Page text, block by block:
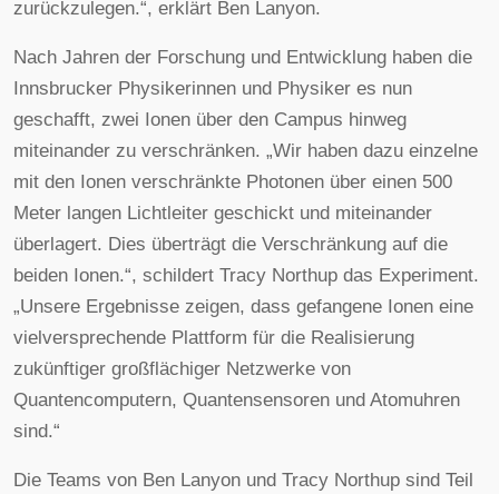
zurückzulegen.“, erklärt Ben Lanyon.
Nach Jahren der Forschung und Entwicklung haben die
Innsbrucker Physikerinnen und Physiker es nun
geschafft, zwei Ionen über den Campus hinweg
miteinander zu verschränken. „Wir haben dazu einzelne
mit den Ionen verschränkte Photonen über einen 500
Meter langen Lichtleiter geschickt und miteinander
überlagert. Dies überträgt die Verschränkung auf die
beiden Ionen.“, schildert Tracy Northup das Experiment.
„Unsere Ergebnisse zeigen, dass gefangene Ionen eine
vielversprechende Plattform für die Realisierung
zukünftiger großflächiger Netzwerke von
Quantencomputern, Quantensensoren und Atomuhren
sind.“
Die Teams von Ben Lanyon und Tracy Northup sind Teil